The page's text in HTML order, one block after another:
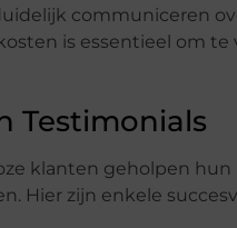
communiceren
is essentieel om
Testimonials
klanten geholpen
Hier zijn enkele